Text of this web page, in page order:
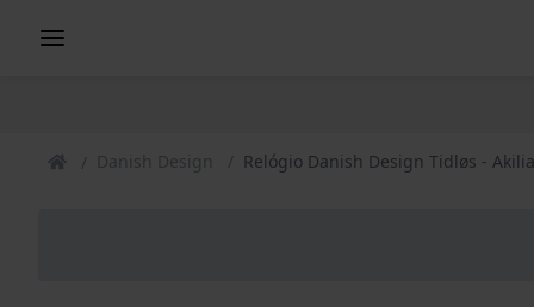
Danish Design Relógio Danish Design Tidløs -